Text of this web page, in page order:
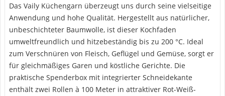
Das Vaily Küchengarn überzeugt uns durch seine vielseitige
Anwendung und hohe Qualität. Hergestellt aus natürlicher,
unbeschichteter Baumwolle, ist dieser Kochfaden
umweltfreundlich und hitzebeständig bis zu 200 °C. Ideal
zum Verschnüren von Fleisch, Geflügel und Gemüse, sorgt er
für gleichmäßiges Garen und köstliche Gerichte. Die
praktische Spenderbox mit integrierter Schneidekante
enthält zwei Rollen à 100 Meter in attraktiver Rot-Weiß-